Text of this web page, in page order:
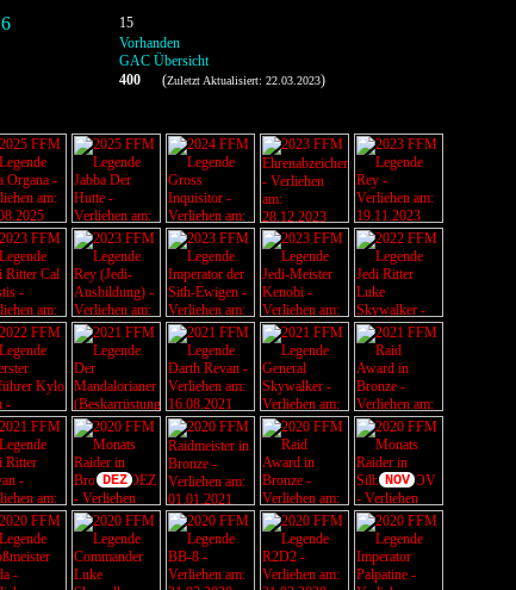
15
Vorhanden
GAC Übersicht
400 (Zuletzt Aktualisiert: 22.03.2023)
DEZ NOV